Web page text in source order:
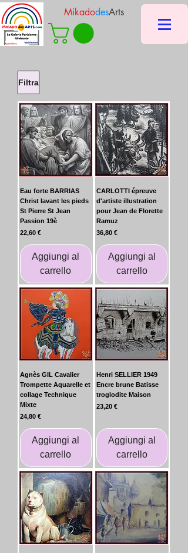
MikadodesArts
Filtra
Eau forte BARRIAS
Christ lavant les pieds
St Pierre St Jean
Passion 19è
Prezzo
22,60 €
Aggiungi al
carrello
CARLOTTI épreuve
d'artiste illustration
pour Jean de Florette
Ramuz
Prezzo
36,80 €
Aggiungi al
carrello
Agnès GIL Cavalier
Trompette Aquarelle et
collage Technique
Mixte
Prezzo
24,80 €
Aggiungi al
carrello
Henri SELLIER 1949
Encre brune Batisse
troglodite Maison
Prezzo
23,20 €
Aggiungi al
carrello